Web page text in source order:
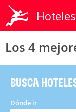
Hoteles
Los 4
BUSCA
Dónde ir